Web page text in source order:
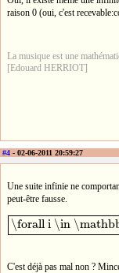
raison 0 (oui, c'est
La musique est une
[Edouard HERRIOT]
#4 - 02-06-2011 20:59:27
Une suite infinie ne
peut-être fausse.
\forall i \in \forall i \in
C'est déjà pas mal non ?